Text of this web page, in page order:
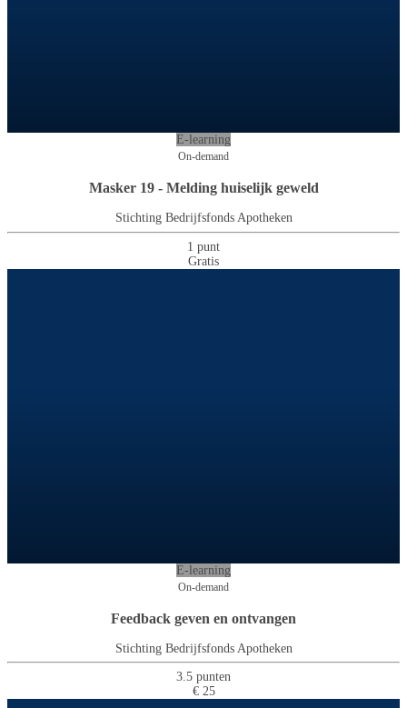
E-learning
On-demand
Masker 19 - Melding huiselijk geweld
Stichting Bedrijfsfonds Apotheken
1 punt
Gratis
E-learning
On-demand
Feedback geven en ontvangen
Stichting Bedrijfsfonds Apotheken
3.5 punten
€ 25